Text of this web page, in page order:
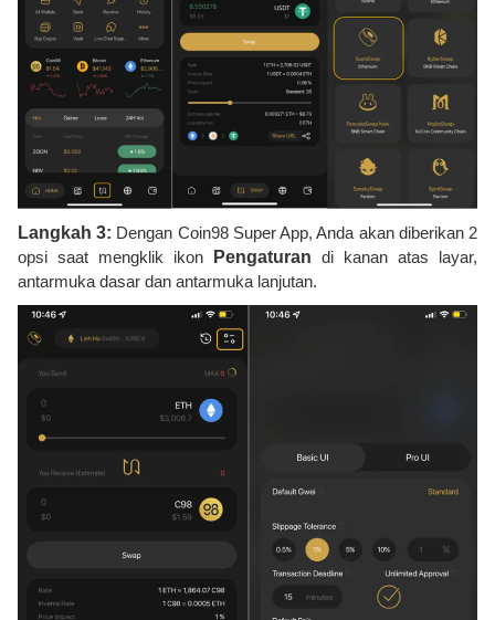
Langkah 3: Dengan Coin98 Super App, Anda akan diberikan 2
opsi saat mengklik ikon
Pengaturan di kanan atas layar,
antarmuka dasar dan antarmuka lanjutan.